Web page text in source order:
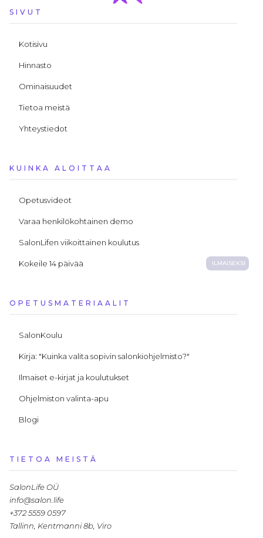
SIVUT
Kotisivu
Hinnasto
Ominaisuudet
Tietoa meistä
Yhteystiedot
KUINKA ALOITTAA
Opetusvideot
Varaa henkilökohtainen demo
SalonLifen viikoittainen koulutus
Kokeile 14 päivää ILMAISEKSI
OPETUSMATERIAALIT
SalonKoulu
Kirja: "Kuinka valita sopivin salonkiohjelmisto?"
Ilmaiset e-kirjat ja koulutukset
Ohjelmiston valinta-apu
Blogi
TIETOA MEISTÄ
SalonLife OÜ
info@salon.life
+372 5559 0597
Tallinn, Kentmanni 8b, Viro